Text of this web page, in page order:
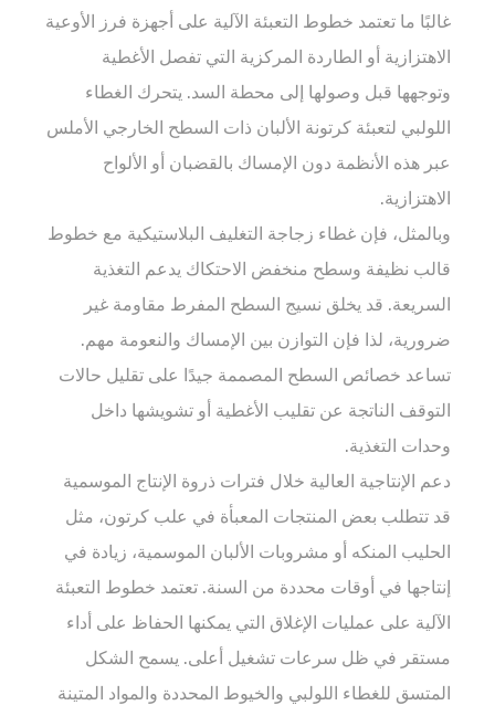
غالبًا ما تعتمد خطوط التعبئة الآلية على أجهزة فرز الأوعية
الاهتزازية أو الطاردة المركزية التي تفصل الأغطية
وتوجهها قبل وصولها إلى محطة السد. يتحرك الغطاء
اللولبي لتعبئة كرتونة الألبان ذات السطح الخارجي الأملس
عبر هذه الأنظمة دون الإمساك بالقضبان أو الألواح
الاهتزازية.
وبالمثل، فإن غطاء زجاجة التغليف البلاستيكية مع خطوط
قالب نظيفة وسطح منخفض الاحتكاك يدعم التغذية
السريعة. قد يخلق نسيج السطح المفرط مقاومة غير
ضرورية، لذا فإن التوازن بين الإمساك والنعومة مهم.
تساعد خصائص السطح المصممة جيدًا على تقليل حالات
التوقف الناتجة عن تقليب الأغطية أو تشويشها داخل
وحدات التغذية.
دعم الإنتاجية العالية خلال فترات ذروة الإنتاج الموسمية
قد تتطلب بعض المنتجات المعبأة في علب كرتون، مثل
الحليب المنكه أو مشروبات الألبان الموسمية، زيادة في
إنتاجها في أوقات محددة من السنة. تعتمد خطوط التعبئة
الآلية على عمليات الإغلاق التي يمكنها الحفاظ على أداء
مستقر في ظل سرعات تشغيل أعلى. يسمح الشكل
المتسق للغطاء اللولبي والخيوط المحددة والمواد المتينة